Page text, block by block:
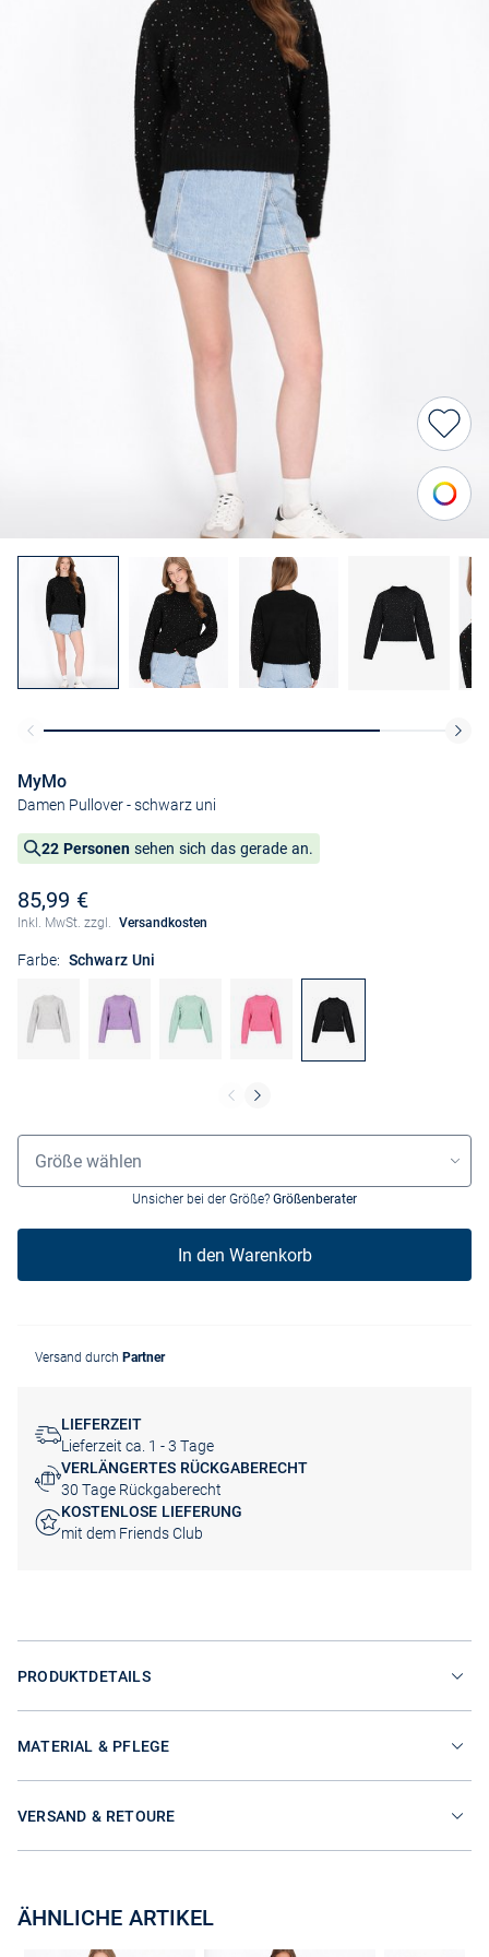
MyMo
Damen Pullover- schwarz uni
22 Personen sehen sich das gerade an.
85,99 €
Inkl. MwSt. zzgl. Versandkosten
Farbe: Schwarz Uni
Größenauswahl
Größe wählen
Unsicher bei der Größe? Größenberater
In den Warenkorb
Versand durch Partner
LIEFERZEIT
Lieferzeit ca. 1 - 3 Tage
VERLÄNGERTES RÜCKGABERECHT
30 Tage Rückgaberecht
KOSTENLOSE LIEFERUNG
mit dem Friends Club
PRODUKTDETAILS
MATERIAL & PFLEGE
VERSAND & RETOURE
ÄHNLICHE ARTIKEL